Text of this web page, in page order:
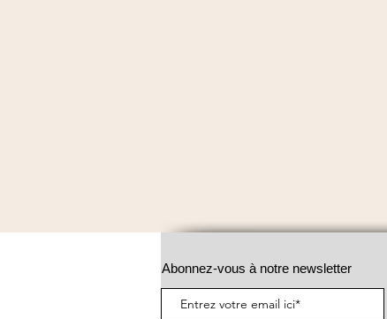
Abonnez-vous à notre newsletter